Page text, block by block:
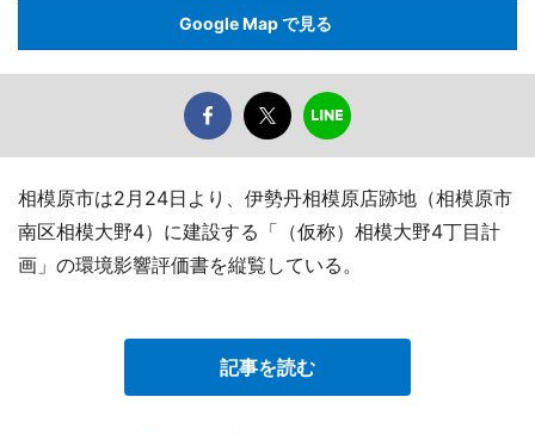
Google Map で見る
相模原市は2月24日より、伊勢丹相模原店跡地（相模原市
南区相模大野4）に建設する「（仮称）相模大野4丁目計
画」の環境影響評価書を縦覧している。
記事を読む